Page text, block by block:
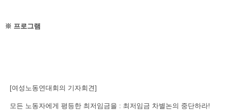
※ 프로그램
[여성노동연대회의 기자회견]
모든 노동자에게 평등한 최저임금을 : 최저임금 차별논의 중단하라!